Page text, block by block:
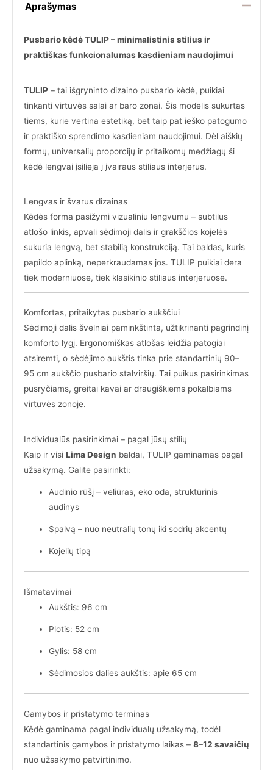
Aprašymas
Pusbario kėdė TULIP – minimalistinis stilius ir
praktiškas funkcionalumas kasdieniam naudojimui
TULIP– tai išgryninto dizaino pusbario kėdė, puikiai
tinkanti virtuvės salai ar baro zonai. Šis modelis sukurtas
tiems, kurie vertina estetiką, bet taip pat ieško patogumo
ir praktiško sprendimo kasdieniam naudojimui. Dėl aiškių
formų, universalių proporcijų ir pritaikomų medžiagų ši
kėdė lengvai įsilieja į įvairaus stiliaus interjerus.
Lengvas ir švarus dizainas
Kėdės forma pasižymi vizualiniu lengvumu – subtilus
atlošo linkis, apvali sėdimoji dalis ir grakščios kojelės
sukuria lengvą, bet stabilią konstrukciją. Tai baldas, kuris
papildo aplinką, neperkraudamas jos. TULIP puikiai dera
tiek moderniuose, tiek klasikinio stiliaus interjeruose.
Komfortas, pritaikytas pusbario aukščiui
Sėdimoji dalis švelniai paminkštinta, užtikrinanti pagrindinį
komforto lygį. Ergonomiškas atlošas leidžia patogiai
atsiremti, o sėdėjimo aukštis tinka prie standartinių 90–
95 cm aukščio pusbario stalviršių. Tai puikus pasirinkimas
pusryčiams, greitai kavai ar draugiškiems pokalbiams
virtuvės zonoje.
Individualūs pasirinkimai – pagal jūsų stilių
Kaip ir visi Lima Design baldai, TULIP gaminamas pagal
užsakymą. Galite pasirinkti:
Audinio rūšį – veliūras, eko oda, struktūrinis
audinys
Spalvą – nuo neutralių tonų iki sodrių akcentų
Kojelių tipą
Išmatavimai
Aukštis: 96 cm
Plotis: 52 cm
Gylis: 58 cm
Sėdimosios dalies aukštis: apie 65 cm
Gamybos ir pristatymo terminas
Kėdė gaminama pagal individualų užsakymą, todėl
standartinis gamybos ir pristatymo laikas – 8–12 savaičių
nuo užsakymo patvirtinimo.